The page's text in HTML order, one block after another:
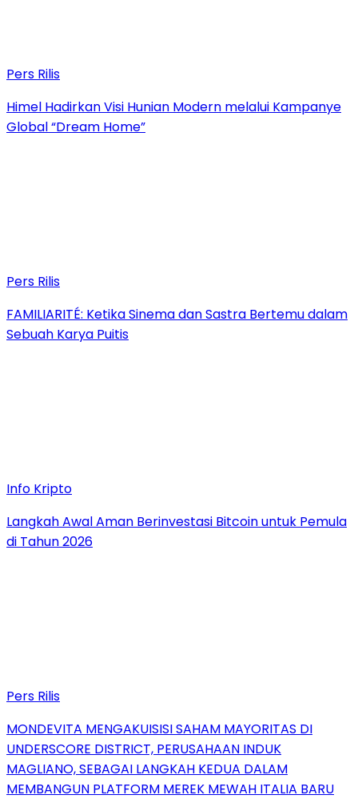
Pers Rilis
Himel Hadirkan Visi Hunian Modern melalui Kampanye
Global “Dream Home”
Pers Rilis
FAMILIARITÉ: Ketika Sinema dan Sastra Bertemu dalam
Sebuah Karya Puitis
Info Kripto
Langkah Awal Aman Berinvestasi Bitcoin untuk Pemula
di Tahun 2026
Pers Rilis
MONDEVITA MENGAKUISISI SAHAM MAYORITAS DI
UNDERSCORE DISTRICT, PERUSAHAAN INDUK
MAGLIANO, SEBAGAI LANGKAH KEDUA DALAM
MEMBANGUN PLATFORM MEREK MEWAH ITALIA BARU